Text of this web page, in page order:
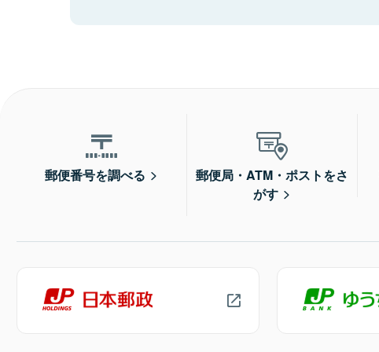
郵便番号を調べる
郵便局・ATM・ポストをさ
がす